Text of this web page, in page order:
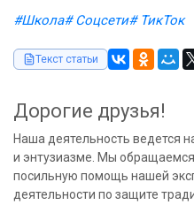
#Школа# Соцсети# ТикТок
Текст статьи
Дорогие друзья!
Наша деятельность ведется
и энтузиазме. Мы
посильную помощь нашей
деятельности по защите